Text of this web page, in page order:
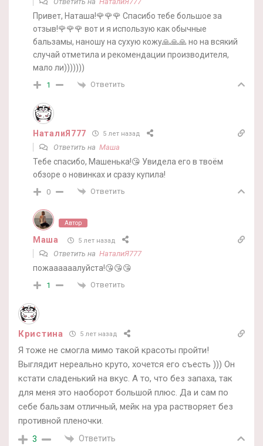
Привет, Наташа!🌹🌹🌹 Спасибо тебе большое за
отзыв!🌹🌹🌹 вот и я использую как обычные
бальзамы, наношу на сухую кожу🙏🙏🙏 но на всякий
случай отметила и рекомендации производителя,
мало ли)))))))
1 Ответить
НаталиЯ777 5 лет назад
Ответить на Маша
Тебе спасибо, Машенька!😘 Увидела его в твоём
обзоре о новинках и сразу купила!
0 Ответить
Автор
Маша 5 лет назад
Ответить на НаталиЯ777
пожаааааалуйста!😘😘😘
1 Ответить
Кристина 5 лет назад
Я тоже не смогла мимо такой красоты пройти!
Выглядит нереально круто, хочется его съесть ))) Он
кстати сладенький на вкус. А то, что без запаха, так
для меня это наоборот большой плюс. Да и сам по
себе бальзам отличный, мейк на ура растворяет без
противной пленочки.
3 Ответить